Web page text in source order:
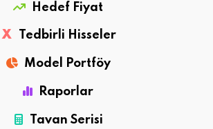
Hedef Fiyat
X Tedbirli Hisseler
Model Portföy
Raporlar
Tavan Serisi